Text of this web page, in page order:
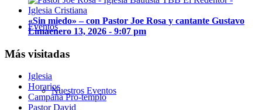
Eventos
Nuestros Eventos
«Sin miedo» – con Pastor Joe Rosa y cantante Gustavo
Limaenero 13, 2026 - 9:07 pm
Más visitadas
Iglesia
Horarios
Campaña Pro-templo
Pastor David